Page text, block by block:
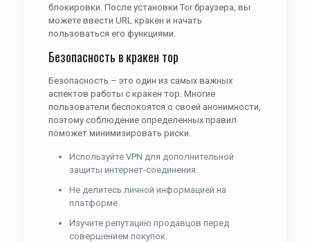
блокировки. После установки Tor браузера, вы
можете ввести URL кракен и начать
пользоваться его функциями.
Безопасность в кракен тор
Безопасность – это один из самых важных
аспектов работы с кракен тор. Многие
пользователи беспокоятся о своей анонимности,
поэтому соблюдение определенных правил
поможет минимизировать риски.
Используйте VPN для дополнительной
защиты интернет-соединения.
Не делитесь личной информацией на
платформе.
Изучите репутацию продавцов перед
совершением покупок.